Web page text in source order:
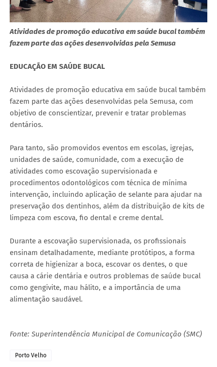
Atividades de promoção educativa em saúde bucal também
fazem parte das ações desenvolvidas pela Semusa
EDUCAÇÃO EM SAÚDE BUCAL
Atividades de promoção educativa em saúde bucal também
fazem parte das ações desenvolvidas pela Semusa, com
objetivo de conscientizar, prevenir e tratar problemas
dentários.
Para tanto, são promovidos eventos em escolas, igrejas,
unidades de saúde, comunidade, com a execução de
atividades como escovação supervisionada e
procedimentos odontológicos com técnica de mínima
intervenção, incluindo aplicação de selante para ajudar na
preservação dos dentinhos, além da distribuição de kits de
limpeza com escova, fio dental e creme dental.
Durante a escovação supervisionada, os profissionais
ensinam detalhadamente, mediante protótipos, a forma
correta de higienizar a boca, escovar os dentes, o que
causa a cárie dentária e outros problemas de saúde bucal
como gengivite, mau hálito, e a importância de uma
alimentação saudável.
Fonte: Superintendência Municipal de Comunicação (SMC)
Porto Velho